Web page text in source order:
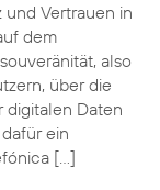
und Vertrauen in
dem
also
über die
digitalen Daten
ein
[…]